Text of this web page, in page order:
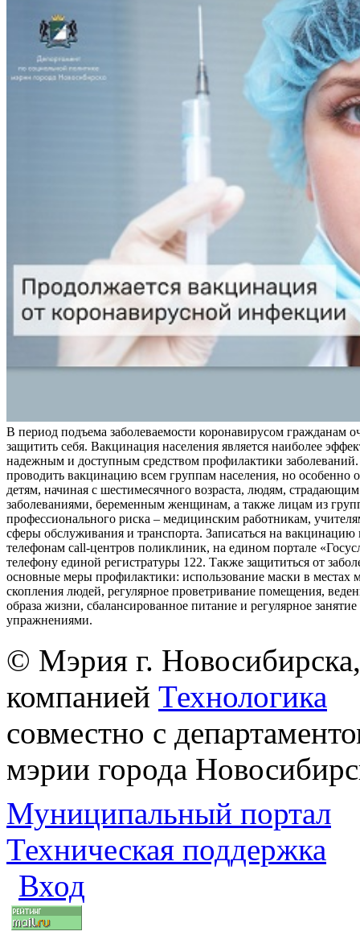
В период подъема заболеваемости коронавирусом гражданам
защитить себя. Вакцинация населения является наиболее
надежным и доступным средством профилактики заболеваний.
проводить вакцинацию всем группам населения, но особенно
детям, начиная с шестимесячного возраста, людям,
заболеваниями, беременным женщинам, а также лицам из
профессионального риска – медицинским работникам,
сферы обслуживания и транспорта. Записаться на
телефонам call-центров поликлиник, на едином портале
телефону единой регистратуры 122. Также защититься от
основные меры профилактики: использование маски в местах
скопления людей, регулярное проветривание помещения,
образа жизни, сбалансированное питание и регулярное
упражнениями.
© Мэрия г.
компанией Технологика
совместно с
мэрии города
Муниципальный портал
Техническая поддержка
Вход